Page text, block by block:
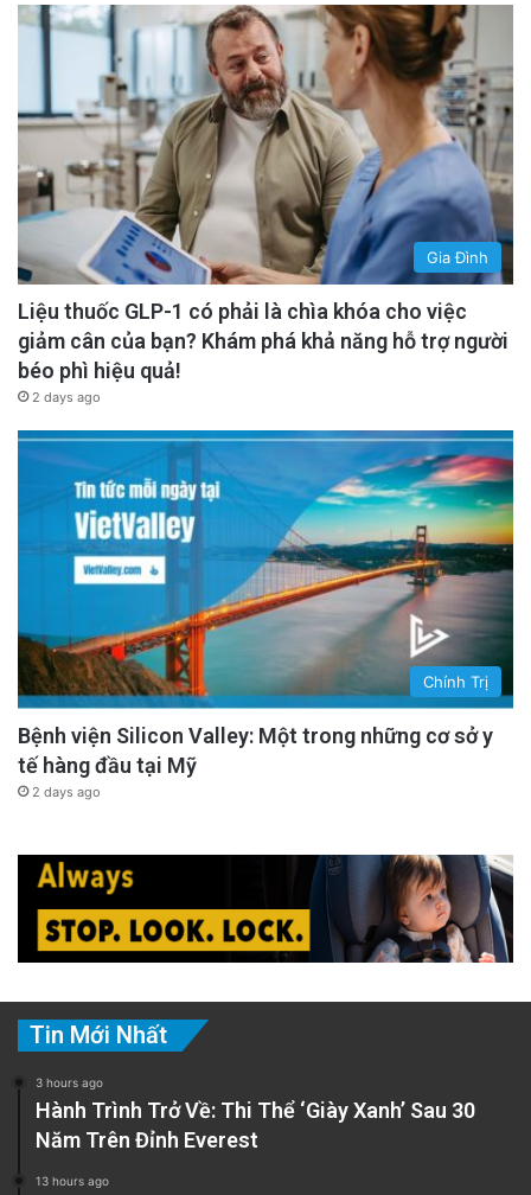
Gia Đình
Liệu thuốc GLP-1 có phải là chìa khóa cho việc
giảm cân của bạn? Khám phá khả năng hỗ trợ người
béo phì hiệu quả!
2 days ago
Chính Trị
Bệnh viện Silicon Valley: Một trong những cơ sở y
tế hàng đầu tại Mỹ
2 days ago
Tin Mới Nhất
3 hours ago
Hành Trình Trở Về: Thi Thể ‘Giày Xanh’ Sau 30
Năm Trên Đỉnh Everest
13 hours ago